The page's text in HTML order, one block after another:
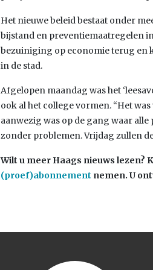
Het nieuwe beleid bestaat onder
bijstand en preventiemaatregelen
bezuiniging op economie terug en
in de stad.
Afgelopen maandag was het
ook al het college vormen. “Het
aanwezig was op de gang waar
zonder problemen. Vrijdag zullen
Wilt u meer Haags nieuws lezen?
(proef)abonnement nemen. U